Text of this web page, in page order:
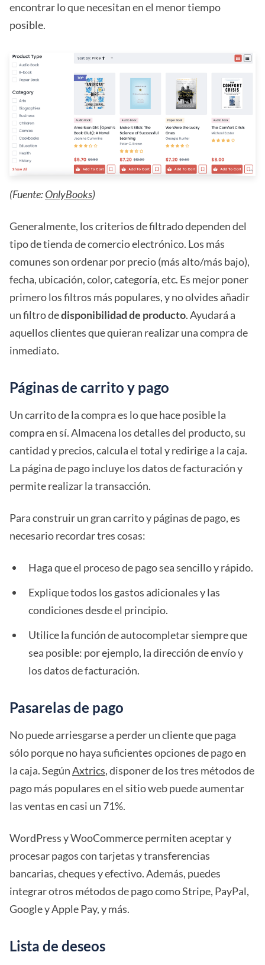
encontrar lo que necesitan en el menor tiempo
posible.
(Fuente:OnlyBooks)
Generalmente, los criterios de filtrado dependen del
tipo de tienda de comercio electrónico. Los más
comunes son ordenar por precio (más alto/más bajo),
fecha, ubicación, color, categoría, etc. Es mejor poner
primero los filtros más populares, y no olvides añadir
un filtro dedisponibilidad de producto. Ayudará a
aquellos clientes que quieran realizar una compra de
inmediato.
Páginas de carrito y pago
Un carrito de la compra es lo que hace posible la
compra en sí. Almacena los detalles del producto, su
cantidad y precios, calcula el total y redirige a la caja.
La página de pago incluye los datos de facturación y
permite realizar la transacción.
Para construir un gran carrito y páginas de pago, es
necesario recordar tres cosas:
Haga que el proceso de pago sea sencillo y rápido.
Explique todos los gastos adicionales y las
condiciones desde el principio.
Utilice la función de autocompletar siempre que
sea posible: por ejemplo, la dirección de envío y
los datos de facturación.
Pasarelas de pago
No puede arriesgarse a perder un cliente que paga
sólo porque no haya suficientes opciones de pago en
la caja. SegúnAxtrics, disponer de los tres métodos de
pago más populares en el sitio web puede aumentar
las ventas en casi un 71%.
WordPress y WooCommerce permiten aceptar y
procesar pagos con tarjetas y transferencias
bancarias, cheques y efectivo. Además, puedes
integrar otros métodos de pago como Stripe, PayPal,
Google y Apple Pay, y más.
Lista de deseos